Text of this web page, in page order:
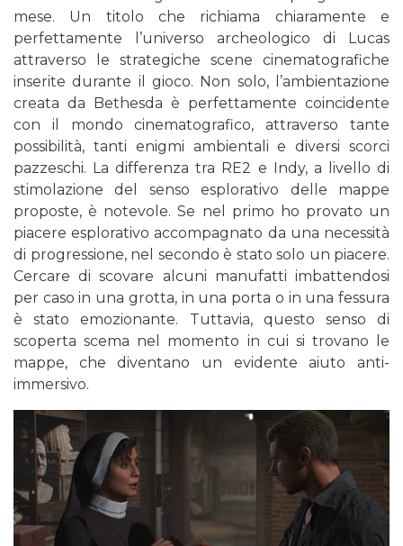
mese. Un titolo che richiama chiaramente e
perfettamente l’universo archeologico di Lucas
attraverso le strategiche scene cinematografiche
inserite durante il gioco. Non solo, l’ambientazione
creata da Bethesda è perfettamente coincidente
con il mondo cinematografico, attraverso tante
possibilità, tanti enigmi ambientali e diversi scorci
pazzeschi. La differenza tra RE2 e Indy, a livello di
stimolazione del senso esplorativo delle mappe
proposte, è notevole. Se nel primo ho provato un
piacere esplorativo accompagnato da una necessità
di progressione, nel secondo è stato solo un piacere.
Cercare di scovare alcuni manufatti imbattendosi
per caso in una grotta, in una porta o in una fessura
è stato emozionante. Tuttavia, questo senso di
scoperta scema nel momento in cui si trovano le
mappe, che diventano un evidente aiuto anti-
immersivo.